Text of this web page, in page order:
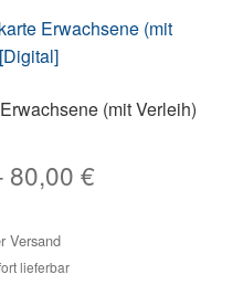
(mit Verleih)
80,00 €
Versand
lieferbar